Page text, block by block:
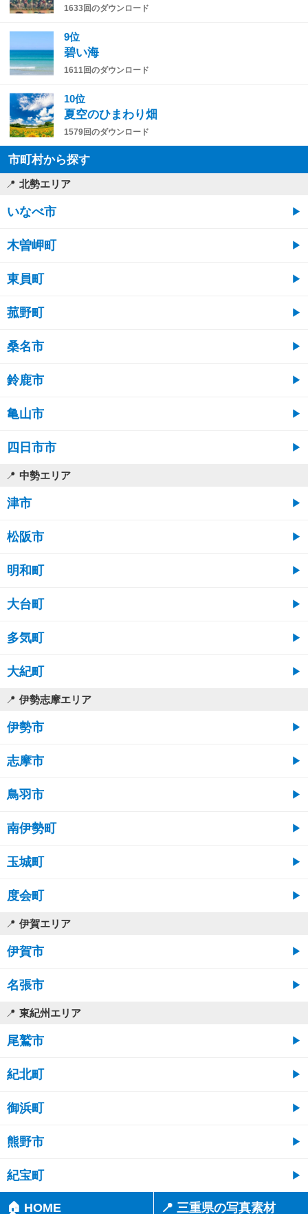
1633回のダウンロード
9位
碧い海
1611回のダウンロード
10位
夏空のひまわり畑
1579回のダウンロード
市町村から探す
北勢エリア
いなべ市
木曽岬町
東員町
菰野町
桑名市
鈴鹿市
亀山市
四日市市
中勢エリア
津市
松阪市
明和町
大台町
多気町
大紀町
伊勢志摩エリア
伊勢市
志摩市
鳥羽市
南伊勢町
玉城町
度会町
伊賀エリア
伊賀市
名張市
東紀州エリア
尾鷲市
紀北町
御浜町
熊野市
紀宝町
🏠 HOME 📍 三重県の写真素材